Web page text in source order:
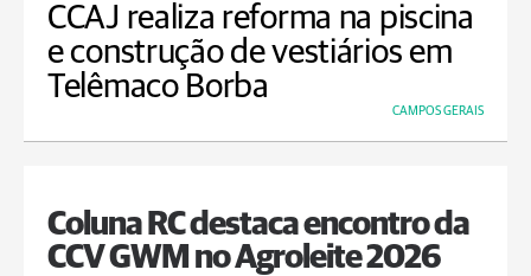
CCAJ realiza reforma na piscina
e construção de vestiários em
Telêmaco Borba
CAMPOS GERAIS
Coluna RC destaca encontro da
CCV GWM no Agroleite 2026